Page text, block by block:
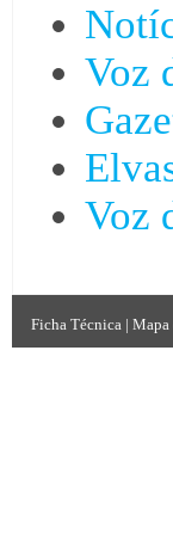
Voz
Voz
Ficha Técnica | Mapa